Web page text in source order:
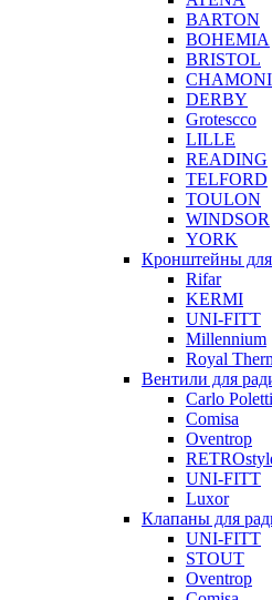
BARTON
BOHEMIA
BRISTOL
DERBY
Grotescco
LILLE
READING
TELFORD
TOULON
WINDSOR
YORK
Кронштейны для
Rifar
KERMI
UNI-FITT
Millennium
Royal
Вентили для
Carlo Poletti
Comisa
Oventrop
UNI-FITT
Luxor
Клапаны для
UNI-FITT
STOUT
Oventrop